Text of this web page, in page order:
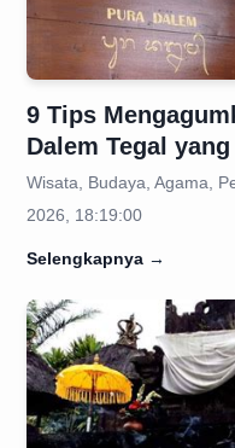
9 Tips
Dalem Tegal
Wisata, Budaya, Agama,
2026, 18:19:00
Selengkapnya →